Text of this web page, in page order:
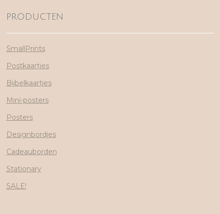
PRODUCTEN
SmallPrints
Postkaartjes
Bijbelkaartjes
Mini-posters
Posters
Designbordjes
Cadeauborden
Stationary
SALE!